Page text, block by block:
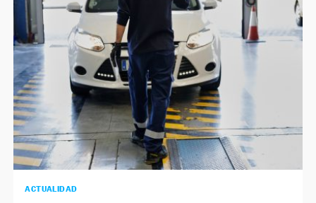
ACTUALIDAD